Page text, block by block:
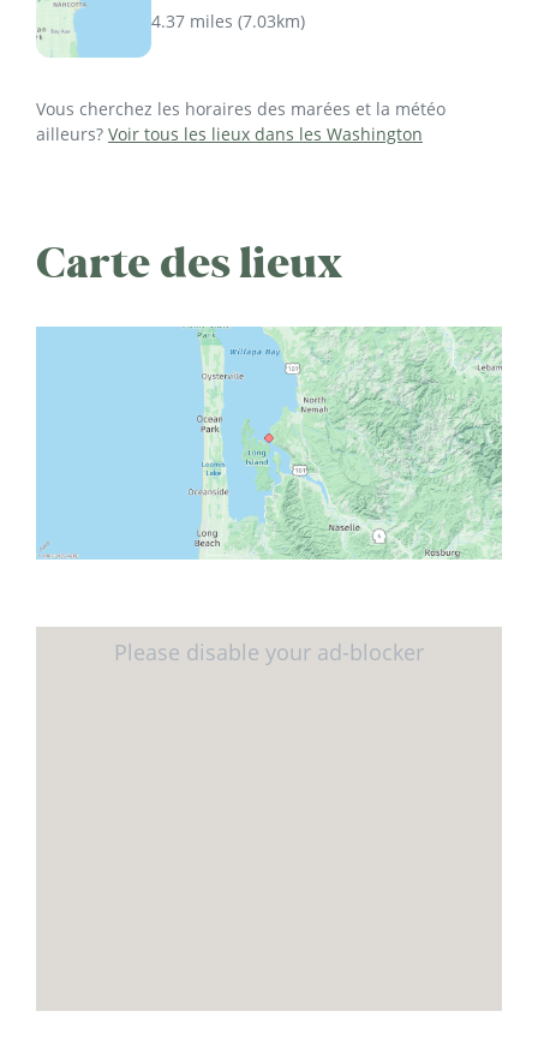
4.37 miles (7.03km)
Vous cherchez les horaires des marées et la météo
ailleurs? Voir tous les lieux dans les Washington
Carte des lieux